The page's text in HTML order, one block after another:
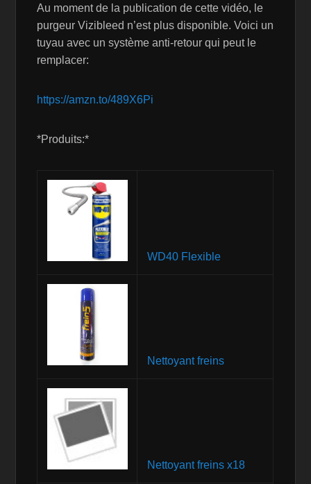
Au moment de la publication de cette vidéo, le
purgeur Vizibleed n’est plus disponible. Voici un
tuyau avec un système anti-retour qui peut le
remplacer:
https://amzn.to/489X6Pi
*Produits:*
WD40 Flexible
Nettoyant freins
Nettoyant freins x18